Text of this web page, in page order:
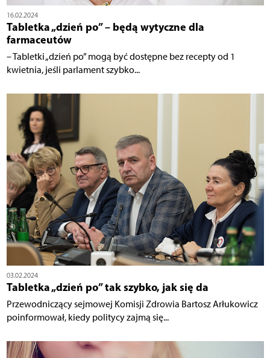
16.02.2024
Tabletka „dzień po” – będą wytyczne dla
farmaceutów
– Tabletki „dzień po” mogą być dostępne bez recepty od 1
kwietnia, jeśli parlament szybko...
03.02.2024
Tabletka „dzień po” tak szybko, jak się da
Przewodniczący sejmowej Komisji Zdrowia Bartosz Arłukowicz
poinformował, kiedy politycy zajmą się...